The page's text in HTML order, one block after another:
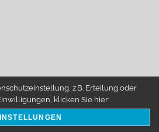
z.B. Erteilung oder
klicken Sie hier: